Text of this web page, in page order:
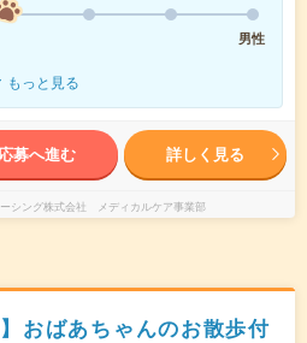
男性
もっと見る
応募へ進む 詳しく見る
シング株式会社 メディカルケア事業部
おばあちゃんのお散歩付